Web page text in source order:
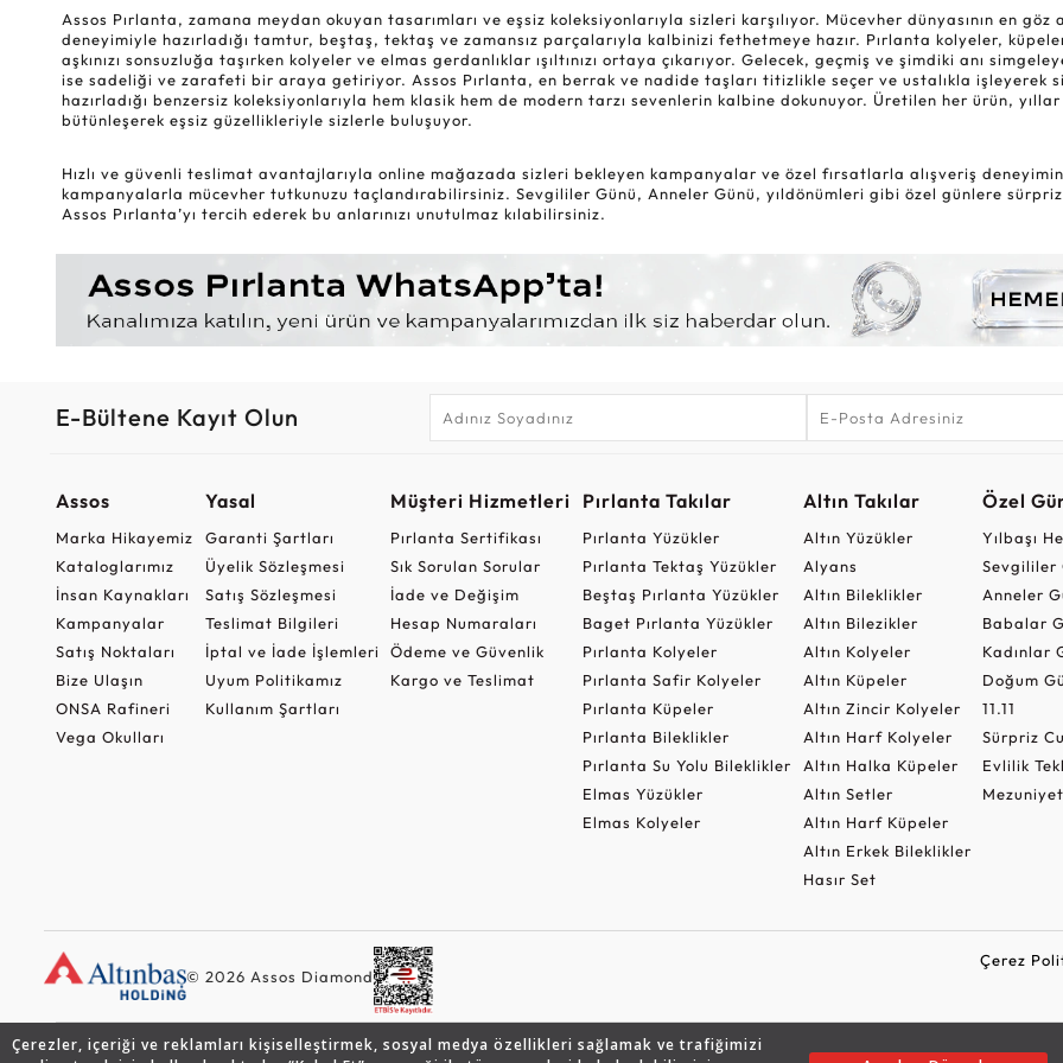
Çerezler, içeriği ve reklamları kişiselleştirmek, sosyal medya özellikleri sağlamak ve trafiğimizi
Assos Pırlanta, zamana meydan okuyan tasarımları ve eşsiz koleksiyonlarıyla sizleri karşılıyor. Mücevher dünyasının en göz
deneyimiyle hazırladığı tamtur, beştaş, tektaş ve zamansız parçalarıyla kalbinizi fethetmeye hazır. Pırlanta kolyeler,
aşkınızı sonsuzluğa taşırken kolyeler ve elmas gerdanlıklar ışıltınızı ortaya çıkarıyor. Gelecek, geçmiş ve şimdiki anı
ise sadeliği ve zarafeti bir araya getiriyor. Assos Pırlanta, en berrak ve nadide taşları titizlikle seçer ve ustalıkla işleyerek
hazırladığı benzersiz koleksiyonlarıyla hem klasik hem de modern tarzı sevenlerin kalbine dokunuyor. Üretilen her ürün,
bütünleşerek eşsiz güzellikleriyle sizlerle buluşuyor.
Hızlı ve güvenli teslimat avantajlarıyla online mağazada sizleri bekleyen kampanyalar ve özel fırsatlarla alışveriş
kampanyalarla mücevher tutkunuzu taçlandırabilirsiniz. Sevgililer Günü, Anneler Günü, yıldönümleri gibi özel günlere
Assos Pırlanta’yı tercih ederek bu anlarınızı unutulmaz kılabilirsiniz.
E-Bültene Kayıt Olun
Assos
Marka Hikayemiz
Kataloglarımız
İnsan Kaynakları
Kampanyalar
Satış Noktaları
Bize Ulaşın
ONSA Rafineri
Vega Okulları
Yasal
Garanti Şartları
Üyelik Sözleşmesi
Satış Sözleşmesi
Teslimat Bilgileri
İptal ve İade İşlemleri
Uyum Politikamız
Kullanım Şartları
Müşteri Hizmetleri
Pırlanta Sertifikası
Sık Sorulan Sorular
İade ve Değişim
Hesap Numaraları
Ödeme ve Güvenlik
Kargo ve Teslimat
Pırlanta Takılar
Pırlanta Yüzükler
Pırlanta Tektaş Yüzükler
Beştaş Pırlanta Yüzükler
Baget Pırlanta Yüzükler
Pırlanta Kolyeler
Pırlanta Safir Kolyeler
Pırlanta Küpeler
Pırlanta Bileklikler
Pırlanta Su Yolu Bileklikler
Elmas Yüzükler
Elmas Kolyeler
Altın Takılar
Altın Yüzükler
Alyans
Altın Bileklikler
Altın Bilezikler
Altın Kolyeler
Altın Küpeler
Altın Zincir Kolyeler
Altın Harf Kolyeler
Altın Halka Küpeler
Altın Setler
Altın Harf Küpeler
Altın Erkek Bileklikler
Hasır Set
Özel
Yılbaşı
Sevgililer
Anneler
Babalar
Kadınlar
Doğum
11.11
Sürpriz
Evlilik
© 2026 Assos Diamond
Çerez
Copyright © 2026 Assos Pırlanta - Bu sitenin tüm hakları saklıdır.